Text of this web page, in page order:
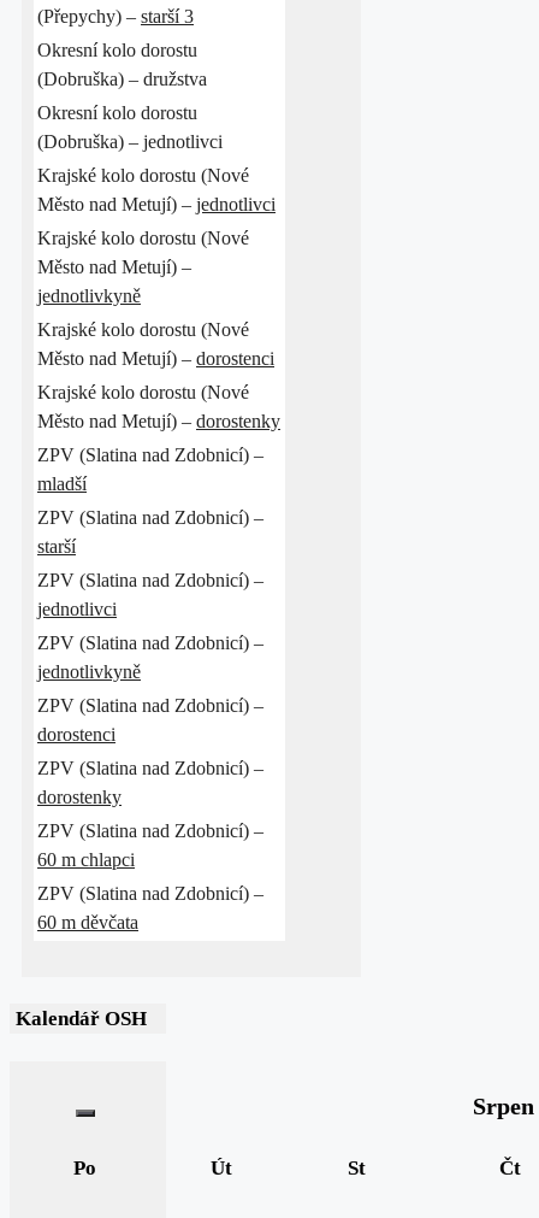
(Přepychy) – starší 3
Okresní kolo dorostu
(Dobruška) – družstva
Okresní kolo dorostu
(Dobruška) – jednotlivci
Krajské kolo dorostu (Nové
Město nad Metují) – jednotlivci
Krajské kolo dorostu (Nové
Město nad Metují) –
jednotlivkyně
Krajské kolo dorostu (Nové
Město nad Metují) – dorostenci
Krajské kolo dorostu (Nové
Město nad Metují) – dorostenky
ZPV (Slatina nad Zdobnicí) –
mladší
ZPV (Slatina nad Zdobnicí) –
starší
ZPV (Slatina nad Zdobnicí) –
jednotlivci
ZPV (Slatina nad Zdobnicí) –
jednotlivkyně
ZPV (Slatina nad Zdobnicí) –
dorostenci
ZPV (Slatina nad Zdobnicí) –
dorostenky
ZPV (Slatina nad Zdobnicí) –
60 m chlapci
ZPV (Slatina nad Zdobnicí) –
60 m děvčata
Kalendář OSH
Srpen
Po Út St Čt